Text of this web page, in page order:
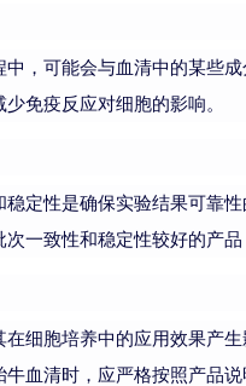
，可能会与血清中的某些
免疫反应对细胞的影响。
定性是确保实验结果可靠
一致性和稳定性较好的产
在细胞培养中的应用效果产
血清时，应严格按照产品